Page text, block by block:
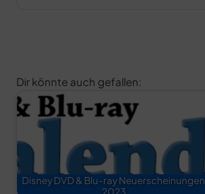
Dir könnte auch gefallen:
Disney DVD & Blu-ray Neuerscheinungen